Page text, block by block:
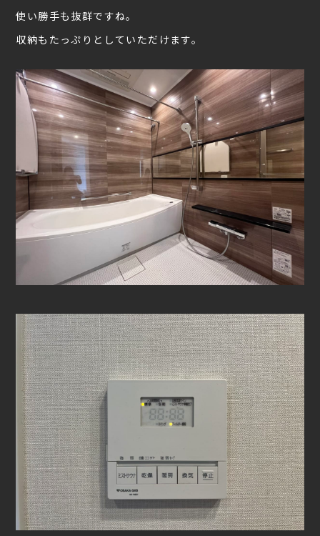
使い勝手も抜群ですね。
収納もたっぷりとしていただけます。